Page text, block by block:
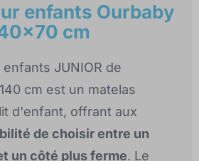
enfants Ourbaby
cm
JUNIOR de
cm est un matelas
d'enfant, offrant aux
de choisir entre un
un côté plus ferme. Le